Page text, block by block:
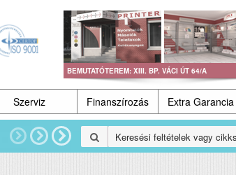
BEMUTATÓTEREM: XIII. BP. VÁCI ÚT 64/A
Szerviz Finanszírozás Extra Garancia